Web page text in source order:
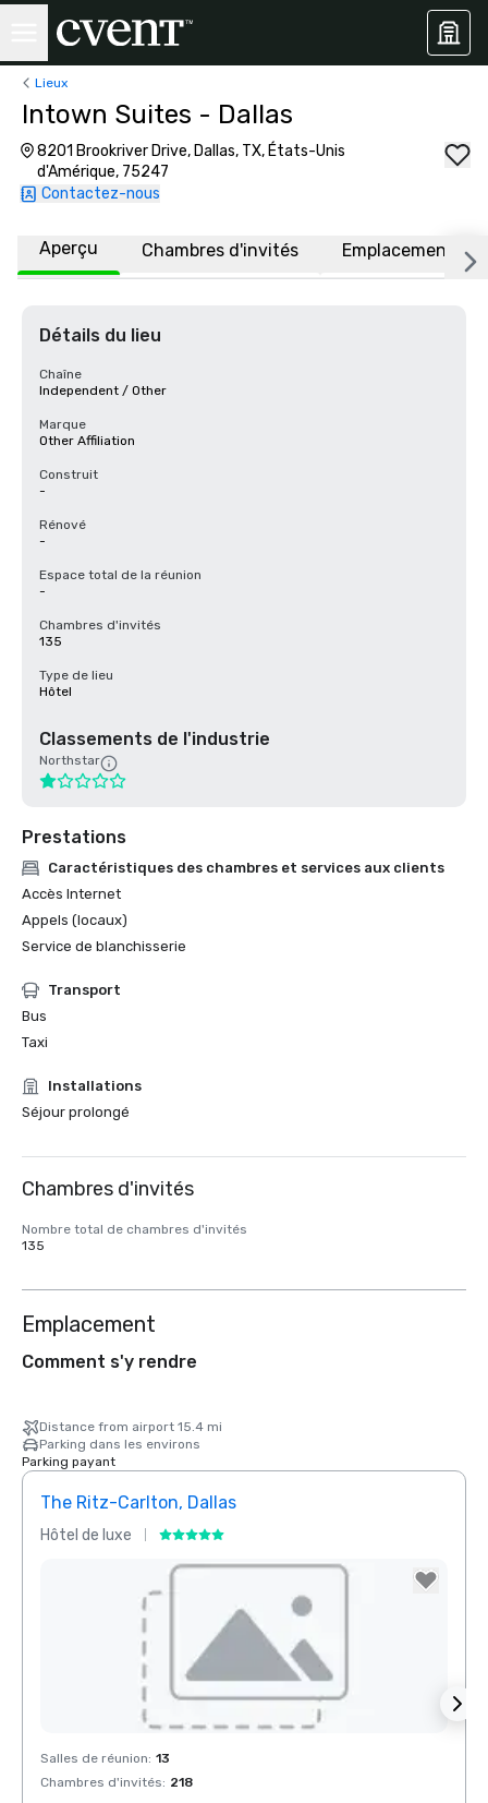
Lieux
Intown Suites - Dallas
8201 Brookriver Drive, Dallas, TX, États-Unis
d'Amérique, 75247
Contactez-nous
Aperçu Chambres d'invités Emplacement
Détails du lieu
Chaîne
Independent / Other
Marque
Other Affiliation
Construit
-
Rénové
-
Espace total de la réunion
-
Chambres d'invités
135
Type de lieu
Hôtel
Classements de l'industrie
Northstar
Prestations
Caractéristiques des chambres et services aux clients
Accès Internet
Appels (locaux)
Service de blanchisserie
Transport
Bus
Taxi
Installations
Séjour prolongé
Chambres d'invités
Nombre total de chambres d'invités
135
Emplacement
Comment s'y rendre
Distance from airport 15.4 mi
Parking dans les environs
Parking payant
The Ritz-Carlton, Dallas
Hôtel de luxe
Removed from favorites
Salles de réunion: 13
Chambres d'invités: 218